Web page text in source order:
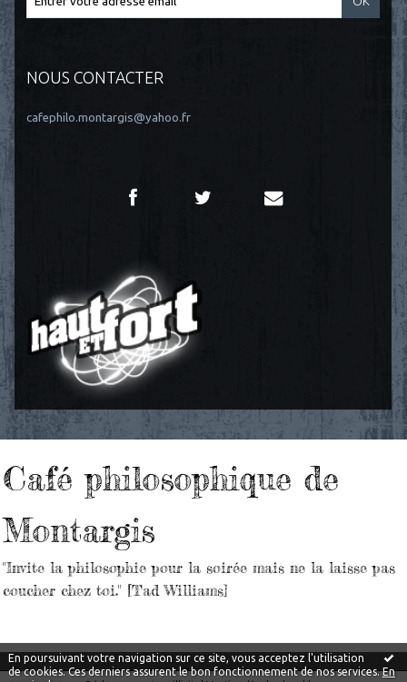
En poursuivant votre navigation sur ce site, vous acceptez l'utilisation
de cookies. Ces derniers assurent le bon fonctionnement de nos services.En
NOUS CONTACTER
cafephilo.montargis@yahoo.fr
Café philosophique de
Montargis
"Invite la philosophie pour la soirée mais ne la laisse pas
coucher chez toi." [Tad Williams]